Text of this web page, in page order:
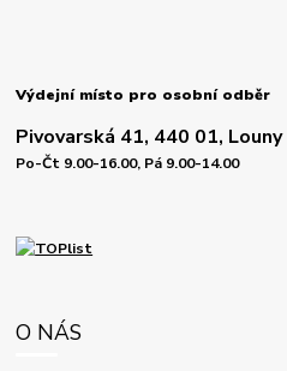
Výdejní místo pro osobní odběr
Pivovarská 41, 440 01, Louny
Po-Čt 9.00-16.00, Pá 9.00-14.00
O NÁS